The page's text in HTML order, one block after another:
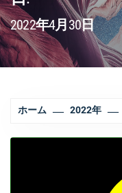
2022年4月30日
ホーム 2022年